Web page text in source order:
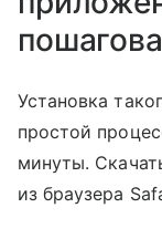
Установка
простой
минуты.
из браузера